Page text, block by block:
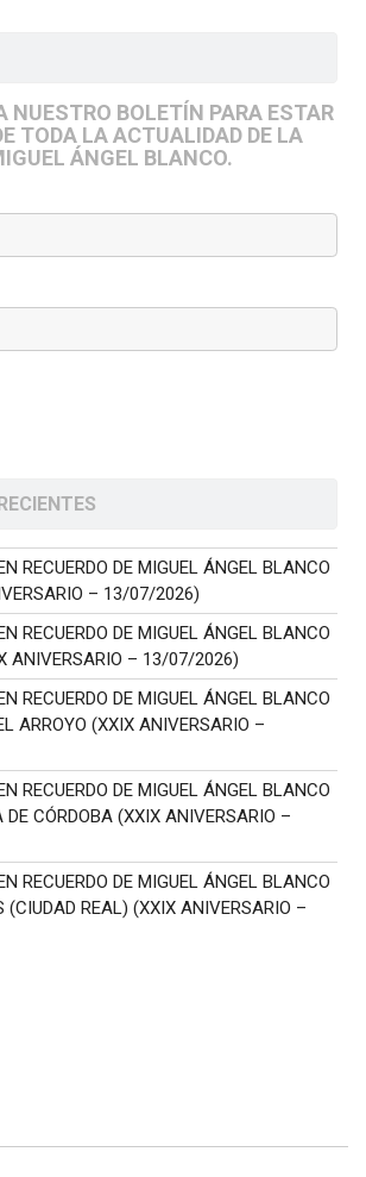
NUESTRO BOLETÍN PARA ESTAR
TODA LA ACTUALIDAD DE LA
ÁNGEL BLANCO.
RECUERDO DE MIGUEL ÁNGEL BLANCO
– 13/07/2026)
RECUERDO DE MIGUEL ÁNGEL BLANCO
ANIVERSARIO – 13/07/2026)
RECUERDO DE MIGUEL ÁNGEL BLANCO
ARROYO (XXIX ANIVERSARIO –
RECUERDO DE MIGUEL ÁNGEL BLANCO
CÓRDOBA (XXIX ANIVERSARIO –
RECUERDO DE MIGUEL ÁNGEL BLANCO
(CIUDAD REAL) (XXIX ANIVERSARIO –